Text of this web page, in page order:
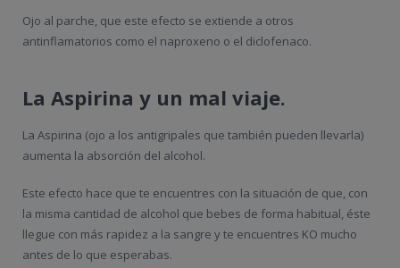
Ojo al parche, que este efecto se extiende a otros
antinflamatorios como el naproxeno o el diclofenaco.
La Aspirina y un mal viaje.
La Aspirina (ojo a los antigripales que también pueden llevarla)
aumenta la absorción del alcohol.
Este efecto hace que te encuentres con la situación de que, con
la misma cantidad de alcohol que bebes de forma habitual, éste
llegue con más rapidez a la sangre y te encuentres KO mucho
antes de lo que esperabas.